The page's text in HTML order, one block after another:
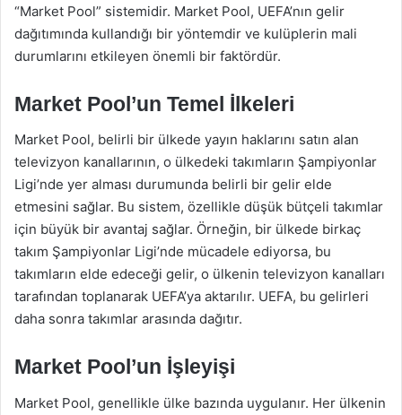
“Market Pool” sistemidir. Market Pool, UEFA’nın gelir
dağıtımında kullandığı bir yöntemdir ve kulüplerin mali
durumlarını etkileyen önemli bir faktördür.
Market Pool’un Temel İlkeleri
Market Pool, belirli bir ülkede yayın haklarını satın alan
televizyon kanallarının, o ülkedeki takımların Şampiyonlar
Ligi’nde yer alması durumunda belirli bir gelir elde
etmesini sağlar. Bu sistem, özellikle düşük bütçeli takımlar
için büyük bir avantaj sağlar. Örneğin, bir ülkede birkaç
takım Şampiyonlar Ligi’nde mücadele ediyorsa, bu
takımların elde edeceği gelir, o ülkenin televizyon kanalları
tarafından toplanarak UEFA’ya aktarılır. UEFA, bu gelirleri
daha sonra takımlar arasında dağıtır.
Market Pool’un İşleyişi
Market Pool, genellikle ülke bazında uygulanır. Her ülkenin